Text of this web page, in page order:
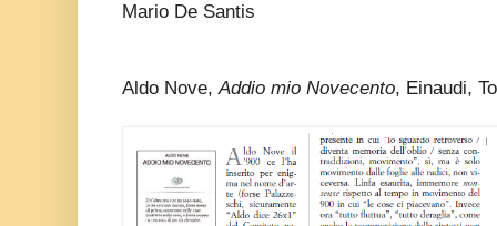
Mario De Santis
Aldo Nove,Addio mio Novecento, Einaudi,